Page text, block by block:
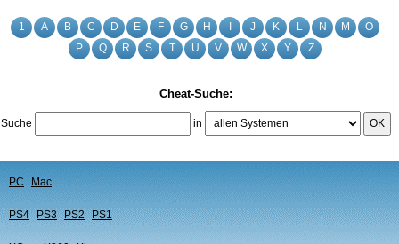
1 A B C D E F G H J K L N M
O
P
Q R S T U V W X Y Z
Cheat-Suche:
Suche in OK
PC Mac
PS4 PS3 PS2 PS1